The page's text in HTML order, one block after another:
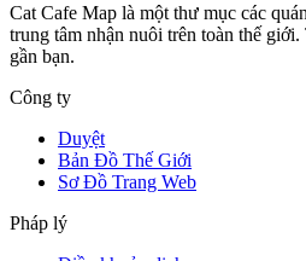
Cat Cafe Map là một thư mục các
trung tâm nhận nuôi trên toàn thế
gần bạn.
Công ty
Duyệt
Bản Đồ Thế Giới
Sơ Đồ Trang Web
Pháp lý